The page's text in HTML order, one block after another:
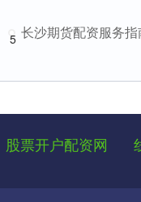
5 长沙期货配资服务指
股票开户配资网